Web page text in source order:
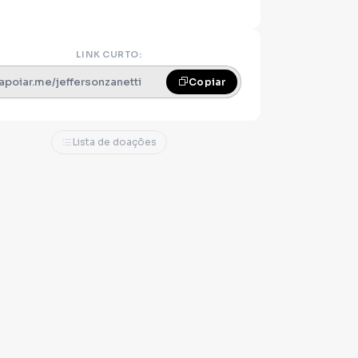
LINK CURTO:
apoiar.me/jeffersonzanetti Copiar
Lista de doações